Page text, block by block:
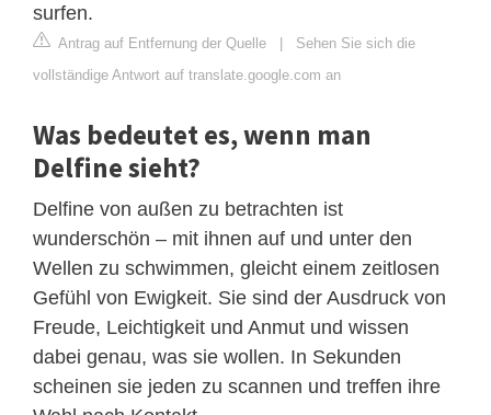
surfen.
Antrag auf Entfernung der Quelle | Sehen Sie sich die
vollständige Antwort auf translate.google.com an
Was bedeutet es, wenn man
Delfine sieht?
Delfine von außen zu betrachten ist
wunderschön – mit ihnen auf und unter den
Wellen zu schwimmen, gleicht einem zeitlosen
Gefühl von Ewigkeit. Sie sind der Ausdruck von
Freude, Leichtigkeit und Anmut und wissen
dabei genau, was sie wollen. In Sekunden
scheinen sie jeden zu scannen und treffen ihre